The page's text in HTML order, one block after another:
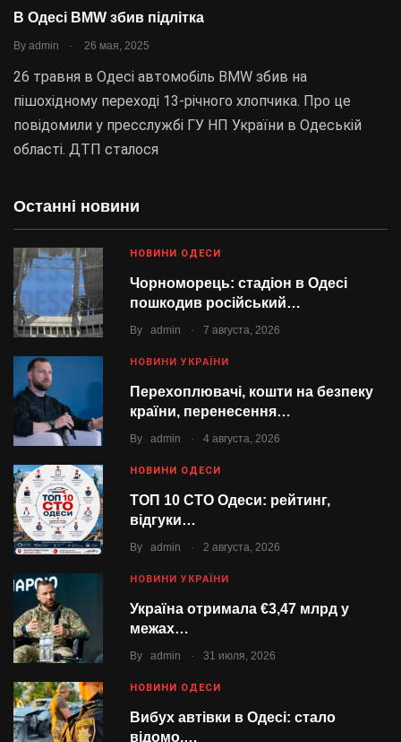
В Одесі BMW збив підлітка
By admin . 26 мая, 2025
26 травня в Одесі автомобіль BMW збив на
пішохідному переході 13-річного хлопчика. Про це
повідомили у пресслужбі ГУ НП України в Одеській
області. ДТП сталося
Останні новини
НОВИНИ ОДЕСИ
Чорноморець: стадіон в Одесі
пошкодив російський…
By admin . 7 августа, 2026
НОВИНИ УКРАЇНИ
Перехоплювачі, кошти на безпеку
країни, перенесення…
By admin . 4 августа, 2026
НОВИНИ ОДЕСИ
ТОП 10 СТО Одеси: рейтинг,
відгуки…
By admin . 2 августа, 2026
НОВИНИ УКРАЇНИ
Україна отримала €3,47 млрд у
межах…
By admin . 31 июля, 2026
НОВИНИ ОДЕСИ
Вибух автівки в Одесі: стало
відомо,…